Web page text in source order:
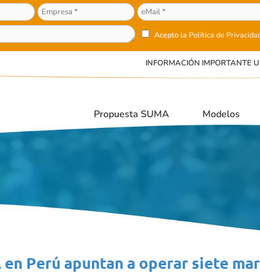
Acepto la Política de
INFORMACIÓN IMPORTANTE
Propuesta SUMA Modelos
Perú apuntan a operar siete